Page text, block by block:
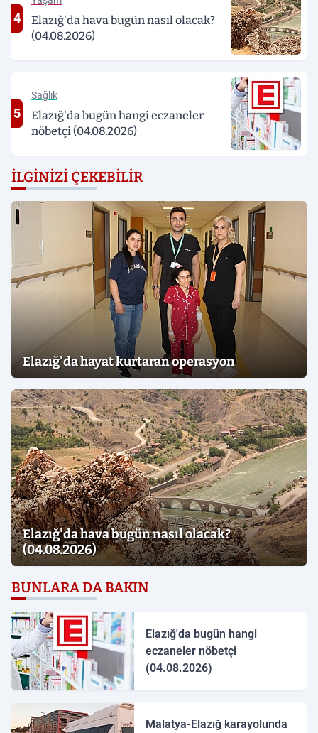
4
Elazığ'da hava bugün nasıl olacak?
(04.08.2026)
5
Sağlık
Elazığ'da bugün hangi eczaneler
nöbetçi (04.08.2026)
İLGINIZI ÇEKEBILIR
Elazığ'da hayat kurtaran operasyon
Elazığ'da hava bugün nasıl olacak?
(04.08.2026)
BUNLARA DA BAKIN
Elazığ'da bugün hangi
eczaneler nöbetçi
(04.08.2026)
Malatya-Elazığ karayolunda